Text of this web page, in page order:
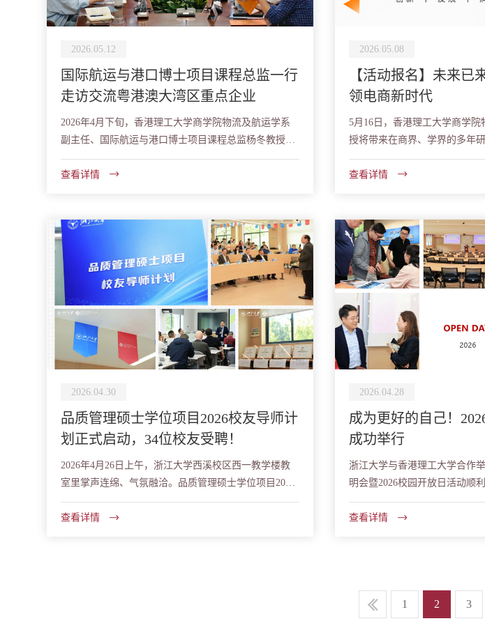
2026.05.12
国际航运与港口博士项目课程总监一行
走访交流粤港澳大湾区重点企业
2026年4月下旬，香港理工大学商学院物流及航运学系
副主任、国际航运与港口博士项目课程总监杨冬教授，
浙江大学海洋学院港航物流与自由贸易岛研究中心副主
任...
查看详情
2026.05.08
【活动报名】未来已
领电商新时代
5月16日，香港理工大学商学
授将带来在商界、学界的多年
来物流的神秘面纱。
查看详情
2026.04.30
品质管理硕士学位项目2026校友导师计
划正式启动，34位校友受聘！
2026年4月26日上午，浙江大学西溪校区西一教学楼教
室里掌声连绵、气氛融洽。品质管理硕士学位项目2026
校友导师计划仪式暨校友导师培训会在浙“理”举...
查看详情
2026.04.28
成为更好的自己！
成功举行
浙江大学与香港理工大学合作
明会暨2026校园开放日活动顺利
查看详情
1 2 3